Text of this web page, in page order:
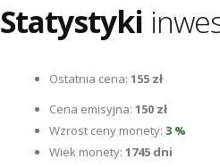
Statystyki
Ostatnia cena: 155 zł
Cena emisyjna: 150 zł
Wzrost ceny monety: 3 %
Wiek monety: 1745 dni